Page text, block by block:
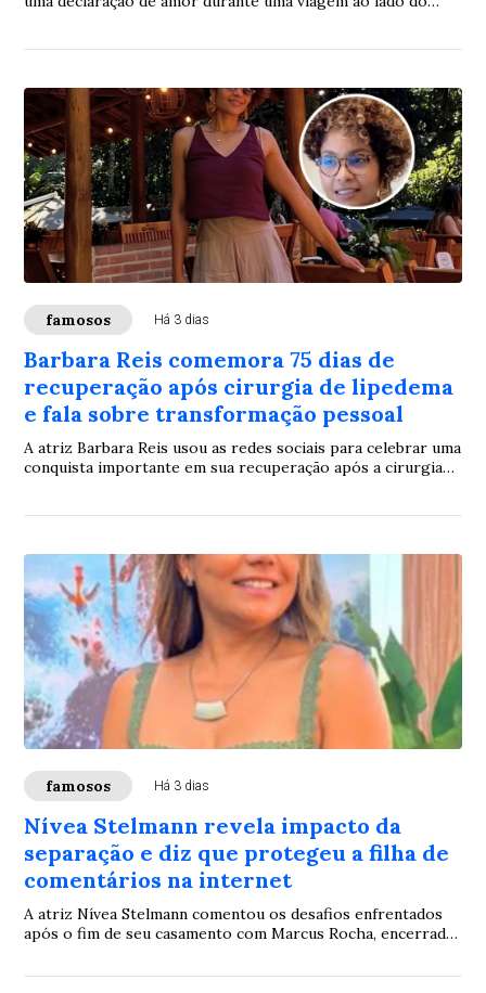
famosos Há 3 dias
Barbara Reis comemora 75 dias de
recuperação após cirurgia de lipedema
e fala sobre transformação pessoal
A atriz Barbara Reis usou as redes sociais para celebrar uma
conquista importante em sua recuperação após a cirurgia
famosos Há 3 dias
Nívea Stelmann revela impacto da
separação e diz que protegeu a filha de
comentários na internet
A atriz Nívea Stelmann comentou os desafios enfrentados
após o fim de seu casamento com Marcus Rocha, encerrado
ela afirmou que a repercussão do divórcio deu origem a